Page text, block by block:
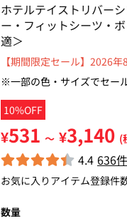
ホテルテイストリバー
ー・フィットシーツ・
適＞
10%OFF
【期間限定セール】2026
※一部の色・サイズでセー
¥531 ～ ¥3,140 (
4.4 636
お気に入りアイテム登録件
数量